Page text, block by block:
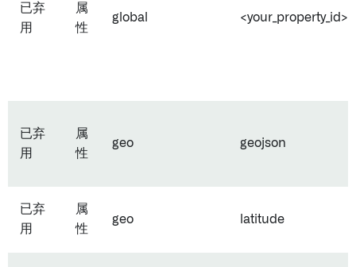
已弃
用
属
性
global <your_property_id>
已弃
用
属
性
geo geojson
已弃
用
属
性
geo latitude